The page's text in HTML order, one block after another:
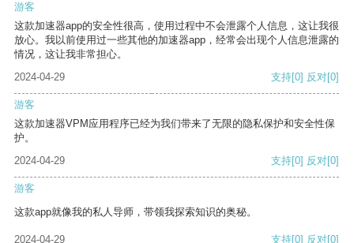
游客
这款加速器app的安全性很高，使用过程中不会泄露个人信息，这让我很
放心。我以前使用过一些其他的加速器app，经常会出现个人信息泄露的
情况，这让我非常担心。
2024-04-29
支持[0] 反对[0]
游客
这款加速器VPM应用程序已经为我们带来了无限的隐私保护和安全性保
护。
2024-04-29
支持[0] 反对[0]
游客
这款app就像我的私人导师，带领我探索知识的奥秘。
2024-04-29 支持[0] 反对[0]